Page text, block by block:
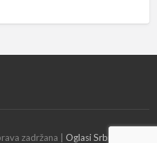
zadržana | Oglasi Srbija